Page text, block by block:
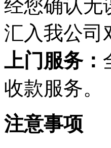
经您确认无
汇入我公司
上门服务：
收款服务。
注意事项